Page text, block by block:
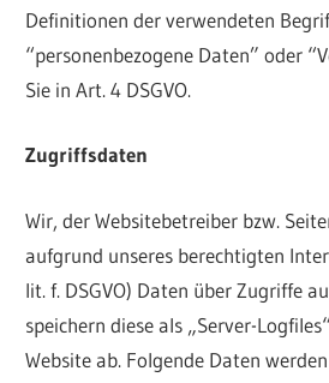
Definitionen der verwendeten
“personenbezogene Daten” oder
Sie in Art. 4 DSGVO.
Zugriffsdaten
Wir, der Websitebetreiber bzw.
aufgrund unseres berechtigten
lit. f. DSGVO) Daten über Zugriffe
speichern diese als „Server-
Website ab. Folgende Daten